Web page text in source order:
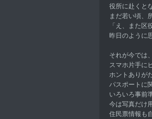
役所に赴くと
まだ若い頃、
「え、また
昨日のように
それが今では
スマホ片手に
ホントありが
パスポートに
いろいろ事前
今は写真だけ
住民票情報も